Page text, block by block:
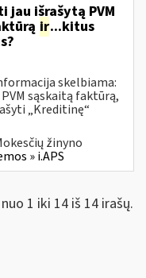
jau išrašytą PVM
ir...kitus
skelbiama:
sąskaitą faktūrą,
„Kreditinę“
žinyno
» i.APS
1 iki 14 iš 14 irašų.